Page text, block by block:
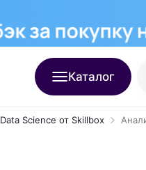
Каталог
Science от Skillbox